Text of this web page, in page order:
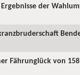
der
Fährunglück von